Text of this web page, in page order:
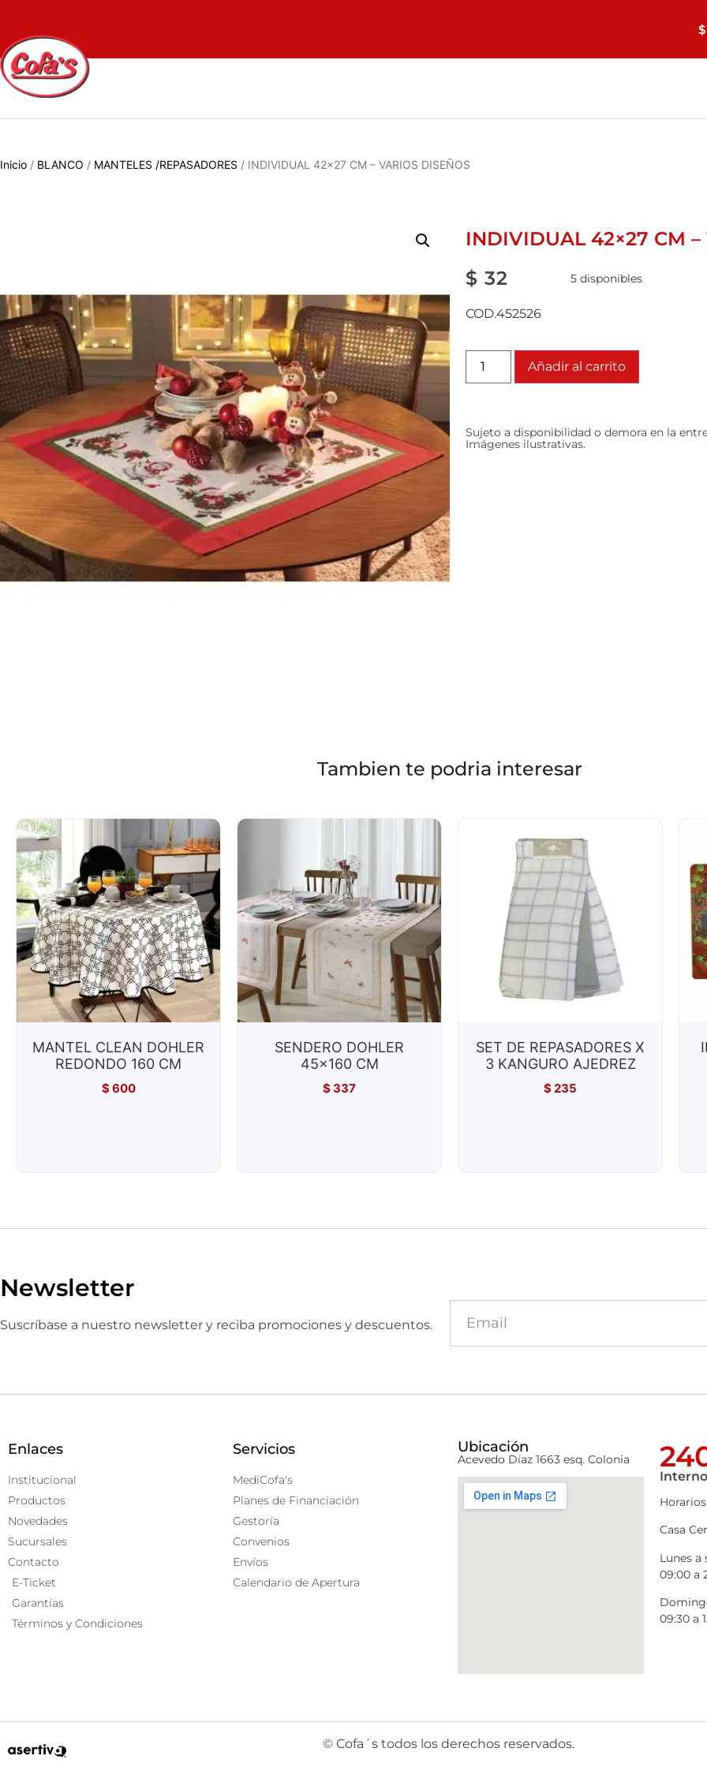
$
Inicio / BLANCO / MANTELES /REPASADORES / INDIVIDUAL 42×27 CM – VARIOS DISEÑOS
INDIVIDUAL 42×27 CM –
$ 32 5 disponibles
COD.452526
Añadir al carrito
Sujeto a disponibilidad o demora en la
Imágenes ilustrativas.
Tambien te podria interesar
MANTEL CLEAN DOHLER
REDONDO 160 CM
$600
SENDERO DOHLER
45x160 CM
$ 337
SET DE REPASADORES X
3 KANGURO AJEDREZ
$235
Newsletter
Suscríbase a nuestro newsletter y reciba promociones y descuentos.
Enlaces
Institucional
Productos
Novedades
Sucursales
Contacto
E-Ticket
Garantías
Términos y Condiciones
Servicios
MediCofa's
Planes de Financiación
Gestoría
Convenios
Envíos
Calendario de Apertura
Ubicación
Acevedo Díaz 1663 esq. Colonia
Horarios
Casa
Lunes a
09:00 a
09:30 a
© Cofa´s todos los derechos reservados.